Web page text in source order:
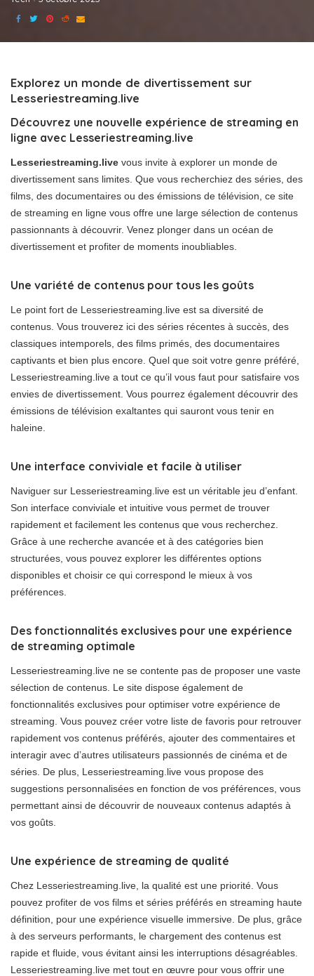
Explorez un monde de divertissement sur
Lesseriestreaming.live
Découvrez une nouvelle expérience de streaming en
ligne avec Lesseriestreaming.live
Lesseriestreaming.live vous invite à explorer un monde de
divertissement sans limites. Que vous recherchiez des séries, des
films, des documentaires ou des émissions de télévision, ce site
de streaming en ligne vous offre une large sélection de contenus
passionnants à découvrir. Venez plonger dans un océan de
divertissement et profiter de moments inoubliables.
Une variété de contenus pour tous les goûts
Le point fort de Lesseriestreaming.live est sa diversité de
contenus. Vous trouverez ici des séries récentes à succès, des
classiques intemporels, des films primés, des documentaires
captivants et bien plus encore. Quel que soit votre genre préféré,
Lesseriestreaming.live a tout ce qu’il vous faut pour satisfaire vos
envies de divertissement. Vous pourrez également découvrir des
émissions de télévision exaltantes qui sauront vous tenir en
haleine.
Une interface conviviale et facile à utiliser
Naviguer sur Lesseriestreaming.live est un véritable jeu d’enfant.
Son interface conviviale et intuitive vous permet de trouver
rapidement et facilement les contenus que vous recherchez.
Grâce à une recherche avancée et à des catégories bien
structurées, vous pouvez explorer les différentes options
disponibles et choisir ce qui correspond le mieux à vos
préférences.
Des fonctionnalités exclusives pour une expérience
de streaming optimale
Lesseriestreaming.live ne se contente pas de proposer une vaste
sélection de contenus. Le site dispose également de
fonctionnalités exclusives pour optimiser votre expérience de
streaming. Vous pouvez créer votre liste de favoris pour retrouver
rapidement vos contenus préférés, ajouter des commentaires et
interagir avec d’autres utilisateurs passionnés de cinéma et de
séries. De plus, Lesseriestreaming.live vous propose des
suggestions personnalisées en fonction de vos préférences, vous
permettant ainsi de découvrir de nouveaux contenus adaptés à
vos goûts.
Une expérience de streaming de qualité
Chez Lesseriestreaming.live, la qualité est une priorité. Vous
pouvez profiter de vos films et séries préférés en streaming haute
définition, pour une expérience visuelle immersive. De plus, grâce
à des serveurs performants, le chargement des contenus est
rapide et fluide, vous évitant ainsi les interruptions désagréables.
Lesseriestreaming.live met tout en œuvre pour vous offrir une